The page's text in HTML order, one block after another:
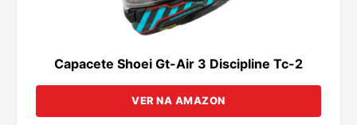
Capacete Shoei Gt-Air 3 Discipline Tc-2
VER NA AMAZON